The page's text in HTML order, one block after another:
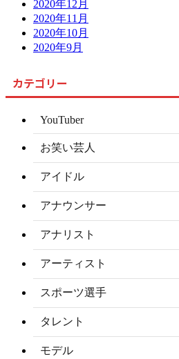
2020年12月
2020年11月
2020年10月
2020年9月
カテゴリー
YouTuber
お笑い芸人
アイドル
アナウンサー
アナリスト
アーティスト
スポーツ選手
タレント
モデル